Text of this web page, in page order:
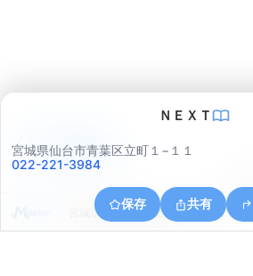
ＮＥＸＴ
宮城県仙台市青葉区立町１−１１
022-221-3984
保存 共有
宮城県仙台市青葉区片平２丁目１
アプリで見る